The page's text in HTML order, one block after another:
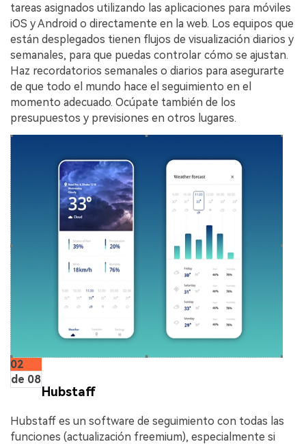
tareas asignados utilizando las aplicaciones para móviles
iOS y Android o directamente en la web. Los equipos que
están desplegados tienen flujos de visualización diarios y
semanales, para que puedas controlar cómo se ajustan.
Haz recordatorios semanales o diarios para asegurarte
de que todo el mundo hace el seguimiento en el
momento adecuado. Ocúpate también de los
presupuestos y previsiones en otros lugares.
02
de 08
Hubstaff
Hubstaff es un software de seguimiento con todas las
funciones (actualización freemium), especialmente si